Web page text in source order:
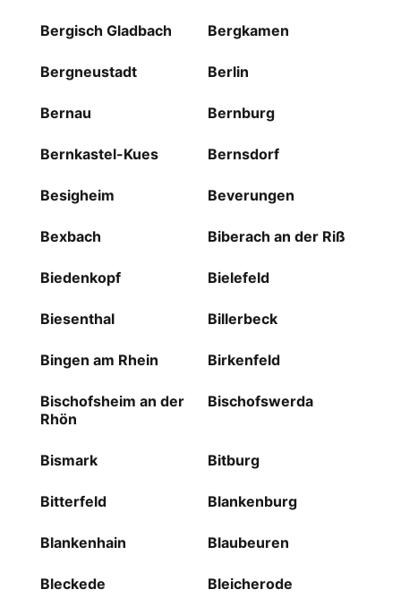
Bergisch Gladbach Bergkamen
Bergneustadt Berlin
Bernau Bernburg
Bernkastel-Kues Bernsdorf
Besigheim Beverungen
Bexbach Biberach an der Riß
Biedenkopf Bielefeld
Biesenthal Billerbeck
Bingen am Rhein Birkenfeld
Bischofsheim an der
Rhön
Bischofswerda
Bismark Bitburg
Bitterfeld Blankenburg
Blankenhain Blaubeuren
Bleckede Bleicherode